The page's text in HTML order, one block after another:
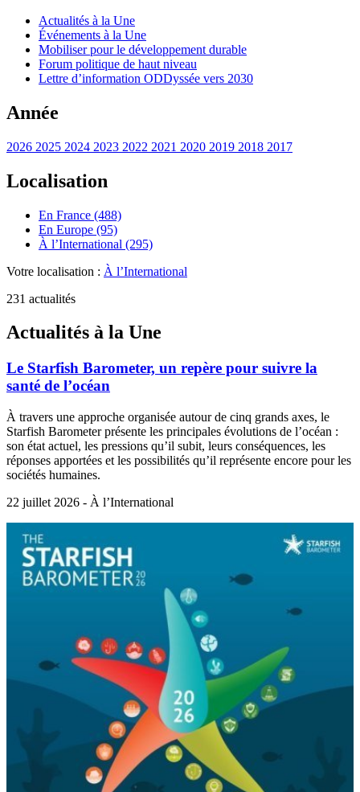
Actualités à la Une
Événements à la Une
Mobiliser pour le développement durable
Forum politique de haut niveau
Lettre d’information ODDyssée vers 2030
Année
2026 2025 2024 2023 2022 2021 2020 2019 2018 2017
Localisation
En France (488)
En Europe (95)
À l’International (295)
Votre localisation : À l’International
231 actualités
Actualités à la Une
Le Starfish Barometer, un repère pour suivre la
santé de l’océan
À travers une approche organisée autour de cinq grands axes, le
Starfish Barometer présente les principales évolutions de l’océan :
son état actuel, les pressions qu’il subit, leurs conséquences, les
réponses apportées et les possibilités qu’il représente encore pour les
sociétés humaines.
22 juillet 2026 - À l’International